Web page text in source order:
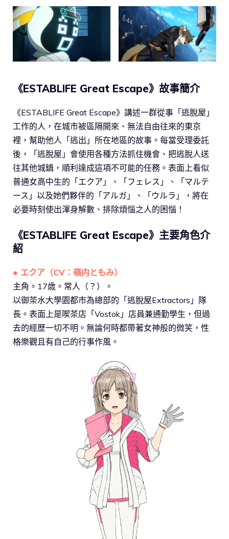
《ESTABLIFE Great Escape》故事簡介
《ESTABLIFE Great Escape》講述一群從事「逃脫屋」
工作的人，在城市被區隔開來、無法自由往來的東京
裡，幫助他人「逃出」所在地區的故事。每當受理委託
後，「逃脫屋」會使用各種方法抓住機會、把逃脫人送
往其他城鎮，順利達成這項不可能的任務。表面上看似
普通女高中生的「エクア」、「フェレス」、「マルテ
ース」以及她們夥伴的「アルガ」、「ウルラ」，將在
必要時刻使出渾身解數、排除煩惱之人的困惱！
《ESTABLIFE Great Escape》主要角色介
紹
● エクア （CV：嶺内ともみ）
主角。17歳。常人（？）。
以御茶水大學園都市為總部的「逃脫屋Extractors」隊
長。表面上是喫茶店「Vostok」店員兼通勤學生，但過
去的經歷一切不明。無論何時都帶著女神般的微笑，性
格樂觀且有自己的行事作風。